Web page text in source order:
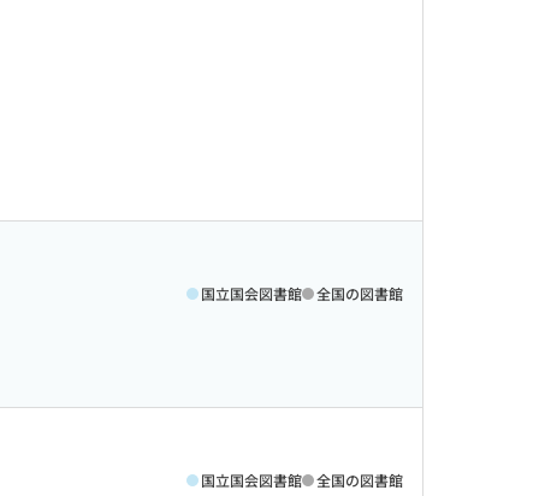
国立国会図書館 全国の図書館
国立国会図書館 全国の図書館